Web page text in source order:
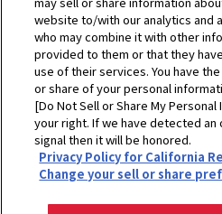
ホーム 農業 製品・サービス
高効率/高精度
Copyright © YANMAR HOLDINGS
プライバシーポリシー クッキーポ
website to/with our analytics and
who may combine it with other
provided to them or that they
use of their services. You have
or share of your personal
[Do Not Sell or Share My
your right. If we have detected
signal then it will be honored.
Privacy Policy for California
Change your sell or share